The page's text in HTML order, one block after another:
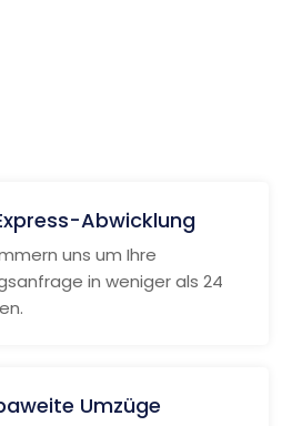
Abwicklung
uns um Ihre
in weniger als 24
Umzüge